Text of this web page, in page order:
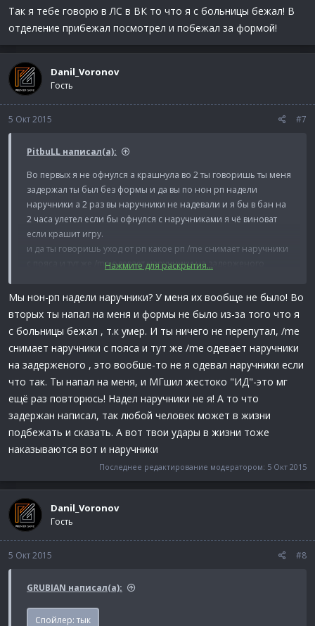
Так я тебе говорю в ЛС в ВК то что я с больницы бежал! В
отделение прибежал посмотрел и побежал за формой!
Danil_Voronov
Гость
5 Окт 2015 #7
PitbuLL написал(а):
Во первых я не офнулся а крашнула во 2 ты говоришь ты меня
задержал ты был без формы и да вы по нон рп надели
наручники а 2 раз вы наручники не надевали и я бы в бан на
2 часа улетел если бы офнулся с наручниками я чё виноват
если крашит игру.
и да ты говоришь уход от рп какое рп /me cнимает наручники
с пояса и тут же /me одевает наручники на задерженого
Internet
Нажмите для раскрытия...
Мы нон-рп надели наручники? У меня их вообще не было! Во
вторых ты напал на меня и формы не было из-за того что я
с больницы бежал , т.к умер. И ты ничего не перепутал, /me
снимает наручники с пояса и тут же /me одевает наручники
на задерженого , это вообше-то не я одевал наручники если
что так. Ты напал на меня, и МГшил жестоко "ИД"-это мг
ещё раз повторюсь! Надел наручники не я! А то что
задержан написал, так любой человек может в жизни
подбежать и сказать. А вот твои удары в жизни тоже
наказываются вот и наручники
Последнее редактирование модератором: 5 Окт 2015
Danil_Voronov
Гость
5 Окт 2015 #8
GRUBIAN написал(а):
Спойлер: тык